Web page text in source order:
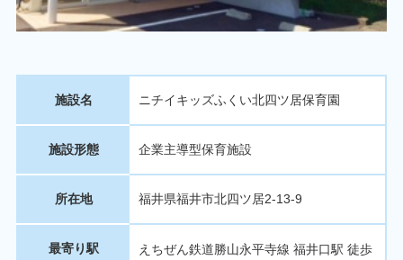
施設名 ニチイキッズふくい北四ツ居保育園
施設形態 企業主導型保育施設
所在地 福井県福井市北四ツ居2-13-9
最寄り駅
えちぜん鉄道勝山永平寺線 福井口駅 徒歩